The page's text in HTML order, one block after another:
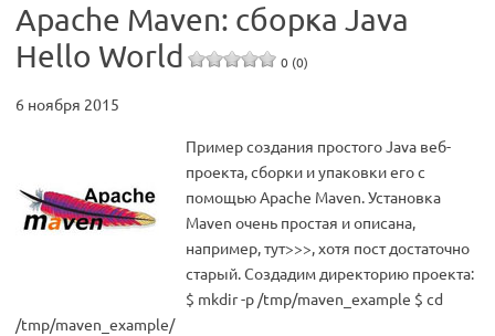
Apache Maven: сборка Java
Hello World
0 (0)
6 ноября 2015
Пример создания простого Java веб-
проекта, сборки и упаковки его с
помощью Apache Maven. Установка
Maven очень простая и описана,
например, тут>>>, хотя пост достаточно
старый. Создадим директорию проекта:
$ mkdir -p /tmp/maven_example $ cd
/tmp/maven_example/